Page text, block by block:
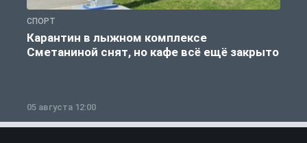
СПОРТ
Карантин в лыжном комплексе
Сметаниной снят, но кафе всё ещё закрыто
05 августа 12:00